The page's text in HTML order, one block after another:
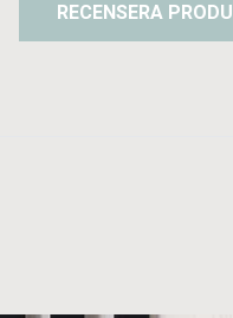
RECENSERA